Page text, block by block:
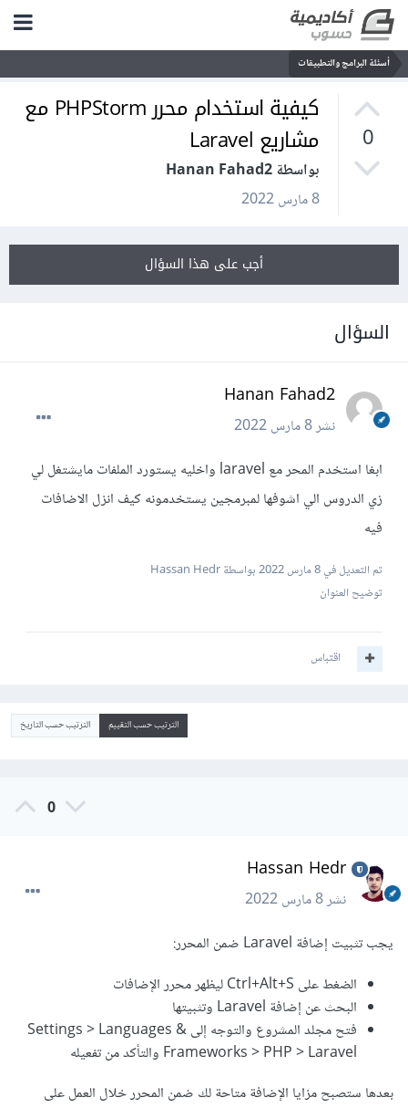
أسئلة البرامج والتطبيقات
0
كيفية استخدام محرر PHPStorm مع
مشاريع Laravel
بواسطة Hanan Fahad2
8 مارس 2022
أجب على هذا السؤال
السؤال
Hanan Fahad2
نشر8 مارس 2022
ابغا استخدم المحر مع laravel واخليه يستورد الملفات مايشتغل لي
زي الدروس الي اشوفها لمبرمجين يستخدمونه كيف انزل الاضافات
فيه
تم التعديل في8 مارس 2022
بواسطة Hassan Hedr
توضيح العنوان
اقتباس
الترتيب حسب التقييم الترتيب حسب التاريخ
0
Hassan Hedr
نشر8 مارس 2022
يجب تثبيت إضافة Laravel ضمن المحرر:
الضغط على Ctrl+Alt+S ليظهر محرر الإضافات
البحث عن إضافة Laravel وتثبيتها
فتح مجلد المشروع والتوجه إلى Settings > Languages &
Frameworks > PHP > Laravel والتأكد من تفعيله
بعدها ستصبح مزايا الإضافة متاحة لك ضمن المحرر خلال العمل على